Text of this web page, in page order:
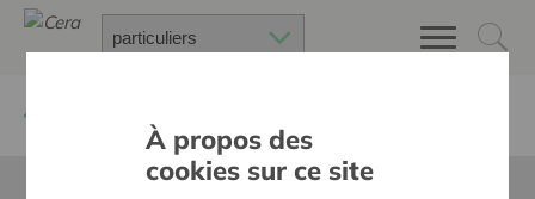
À propos des
cookies sur ce site